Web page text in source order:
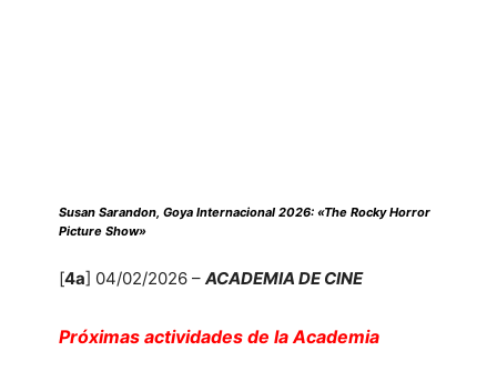
Susan Sarandon, Goya Internacional 2026: «The Rocky Horror
Picture Show»
[4a] 04/02/2026 – ACADEMIA DE CINE
Próximas actividades de la Academia